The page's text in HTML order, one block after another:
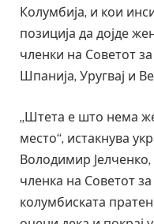
Колумбија, и кои
позиција да дојде
членки на Советот
Шпанија, Уругвај и
„Штета е што нема
место“, истакнува
Володимир
членка на Советот
колумбиската